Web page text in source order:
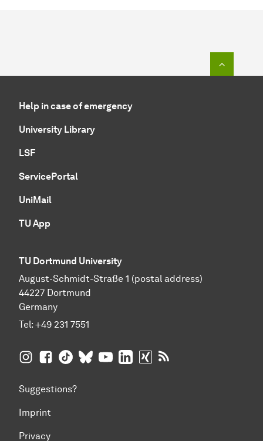
Help in case of emergency
University Library
LSF
ServicePortal
UniMail
TU App
TU Dortmund University
August-Schmidt-Straße 1 (postal address)
44227 Dortmund
Germany
Tel: +49 231 7551
TU Dortmund University on Instagram
TU Dortmund University on Facebook
TU Dortmund University on TikTok
TU Dortmund University on BlueSky
TU Dortmund University on
TU Dortmund University on
TU Dortmund University
Suggestions?
Imprint
Privacy